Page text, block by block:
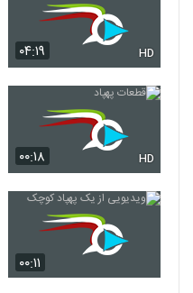
۰۴:۱۹ HD
۰۰:۱۸ HD
۰۰:۱۱